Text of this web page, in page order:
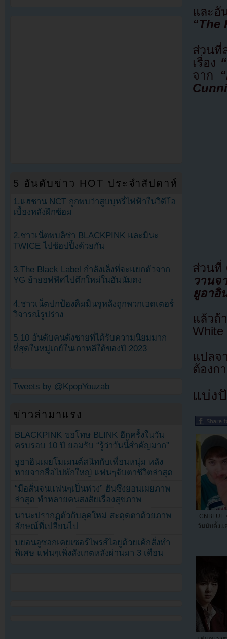
และอั
“The
ส่วน
เรื่อง
จาก
ส่วนที่
วานจ
ยูอาอิ
แล้วถ้
White
แปล
ต้องก
แบ่ง
CNBLUE
วันนับตั้งแ
5 อันดับข่าว HOT ประจำสัปดาห์
1.แฮชาน NCT ถูกพบว่าสูบบุหรี่ไฟฟ้าในวิดีโอ
เบื้องหลังฝึกซ้อม
2.ชาวเน็ตพบลิซ่า BLACKPINK และมินะ
TWICE ไปช้อปปิ้งด้วยกัน
3.The Black Label กำลังเล็งที่จะแยกตัวจาก
YG ย้ายอฟฟิศไปตึกใหม่ในฮันนัมดง
4.ชาวเน็ตปกป้องคิมมินจูหลังถูกพวกเฮดเตอร์
วิจารณ์รูปร่าง
5.10 อันดับคนดังชายที่ได้รับความนิยมมาก
ที่สุดในหมู่เกย์ในเกาหลีใต้ของปี 2023
Tweets by @KpopYouzab
ข่าวล่ามาแรง
BLACKPINK ขอโทษ BLINK อีกครั้งในวัน
ครบรอบ 10 ปี ยอมรับ “รู้ว่าวันนี้สำคัญมาก”
ยูอาอินเผยโมเมนต์สนิทกับเพื่อนหนุ่ม หลัง
หายจากสื่อไปพักใหญ่ แฟนๆจับตาชีวิตล่าสุด
“มือสั่นจนแฟนๆเป็นห่วง” ฮันซึงยอนเผยภาพ
ล่าสุด ทำหลายคนสงสัยเรื่องสุขภาพ
นานะปรากฏตัวกับลุคใหม่ สะดุดตาด้วยภาพ
ลักษณ์ที่เปลี่ยนไป
บยอนอูซอกเคยเซอร์ไพรส์ไอยูด้วยเค้กสั่งทำ
พิเศษ แฟนๆเพิ่งสังเกตหลังผ่านมา 3 เดือน